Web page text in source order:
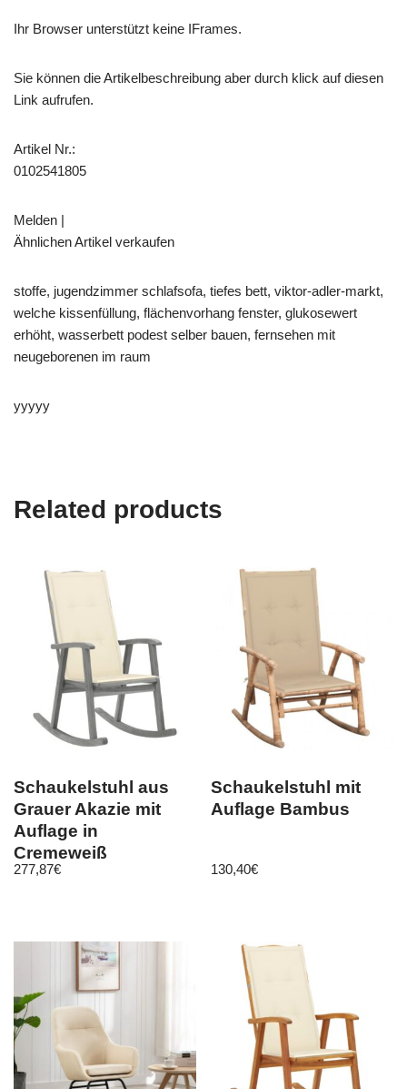
Ihr Browser unterstützt keine IFrames.
Sie können die Artikelbeschreibung aber durch klick auf diesen
Link aufrufen.
Artikel Nr.:
0102541805
Melden |
Ähnlichen Artikel verkaufen
stoffe, jugendzimmer schlafsofa, tiefes bett, viktor-adler-markt,
welche kissenfüllung, flächenvorhang fenster, glukosewert
erhöht, wasserbett podest selber bauen, fernsehen mit
neugeborenen im raum
yyyyy
Related products
Schaukelstuhl aus
Grauer Akazie mit
Auflage in
Cremeweiß
277,87€
Schaukelstuhl mit
Auflage Bambus
130,40€